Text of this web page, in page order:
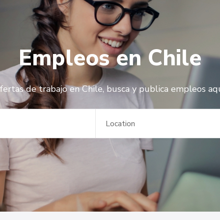
Empleos en Chile
de trabajo en Chile, busca y publica empleos